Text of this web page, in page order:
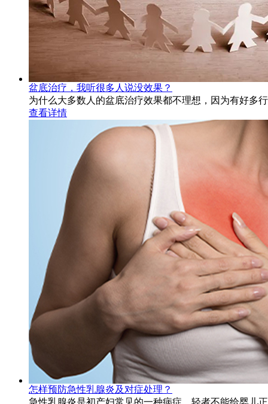
盆底治疗，我听很多人说没效果？
为什么大多数人的盆底治疗效果都不理想，因为有好多
查看详情
怎样预防急性乳腺炎及对症处理？
急性乳腺炎是初产妇常见的一种病症，轻者不能给婴儿